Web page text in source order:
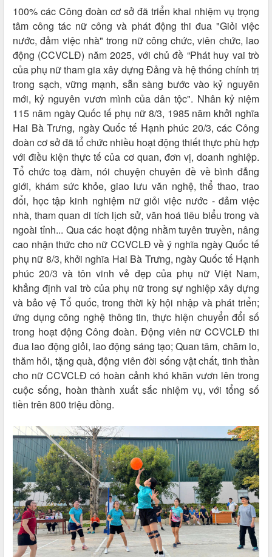
100% các Công đoàn cơ sở đã triển khai nhiệm vụ trọng
tâm công tác nữ công và phát động thi đua "Giỏi việc
nước, đảm việc nhà" trong nữ công chức, viên chức, lao
động (CCVCLĐ) năm 2025, với chủ đề “Phát huy vai trò
của phụ nữ tham gia xây dựng Đảng và hệ thống chính trị
trong sạch, vững mạnh, sẵn sàng bước vào kỷ nguyên
mới, kỷ nguyên vươn mình của dân tộc". Nhân kỷ niệm
115 năm ngày Quốc tế phụ nữ 8/3, 1985 năm khởi nghĩa
Hai Bà Trưng, ngày Quốc tế Hạnh phúc 20/3, các Công
đoàn cơ sở đã tổ chức nhiều hoạt động thiết thực phù hợp
với điều kiện thực tế của cơ quan, đơn vị, doanh nghiệp.
Tổ chức toạ đàm, nói chuyện chuyên đề về bình đẳng
giới, khám sức khỏe, giao lưu văn nghệ, thể thao, trao
đổi, học tập kinh nghiệm nữ giỏi việc nước - đảm việc
nhà, tham quan di tích lịch sử, văn hoá tiêu biểu trong và
ngoài tỉnh... Qua các hoạt động nhằm tuyên truyền, nâng
cao nhận thức cho nữ CCVCLĐ về ý nghĩa ngày Quốc tế
phụ nữ 8/3, khởi nghĩa Hai Bà Trưng, ngày Quốc tế Hạnh
phúc 20/3 và tôn vinh vẻ đẹp của phụ nữ Việt Nam,
khẳng định vai trò của phụ nữ trong sự nghiệp xây dựng
và bảo vệ Tổ quốc, trong thời kỳ hội nhập và phát triển;
ứng dụng công nghệ thông tin, thực hiện chuyển đổi số
trong hoạt động Công đoàn. Động viên nữ CCVCLĐ thi
đua lao động giỏi, lao động sáng tạo; Quan tâm, chăm lo,
thăm hỏi, tặng quà, động viên đời sống vật chất, tinh thần
cho nữ CCVCLĐ có hoàn cảnh khó khăn vươn lên trong
cuộc sống, hoàn thành xuất sắc nhiệm vụ, với tổng số
tiền trên 800 triệu đồng.